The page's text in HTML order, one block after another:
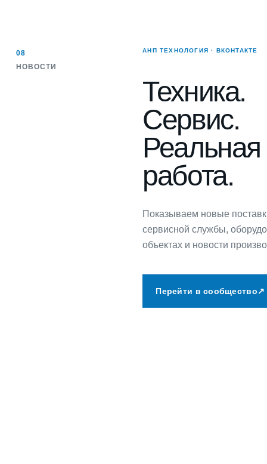
08
НОВОСТИ
АНП ТЕХНОЛОГИЯ · ВКОНТАКТЕ
Техника.
Сервис.
Реальная
работа.
Показываем новые
сервисной службы,
объектах и новости
Перейти в сообщество↗